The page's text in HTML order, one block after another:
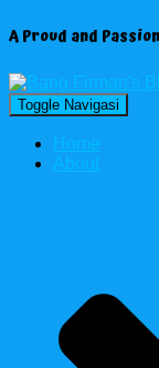
A Proud and
Toggle Navigasi
Home
About